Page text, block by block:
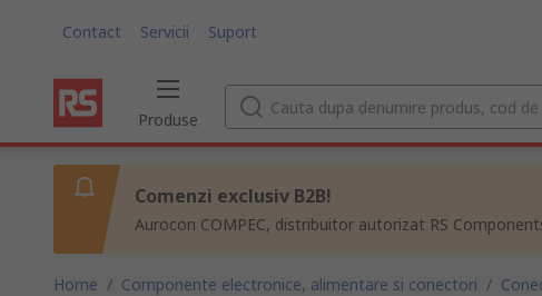
Contact Servicii Suport
Produse
Comenzi exclusiv B2B!
Aurocon COMPEC, distribuitor autorizat RS
Home / Componente electronice, alimentare si conectori /